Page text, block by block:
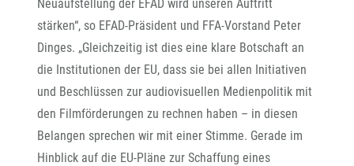
Neuaufstellung der EFAD wird unseren Auftritt
stärken“, so EFAD-Präsident und FFA-Vorstand Peter
Dinges. „Gleichzeitig ist dies eine klare Botschaft an
die Institutionen der EU, dass sie bei allen Initiativen
und Beschlüssen zur audiovisuellen Medienpolitik mit
den Filmförderungen zu rechnen haben – in diesen
Belangen sprechen wir mit einer Stimme. Gerade im
Hinblick auf die EU-Pläne zur Schaffung eines